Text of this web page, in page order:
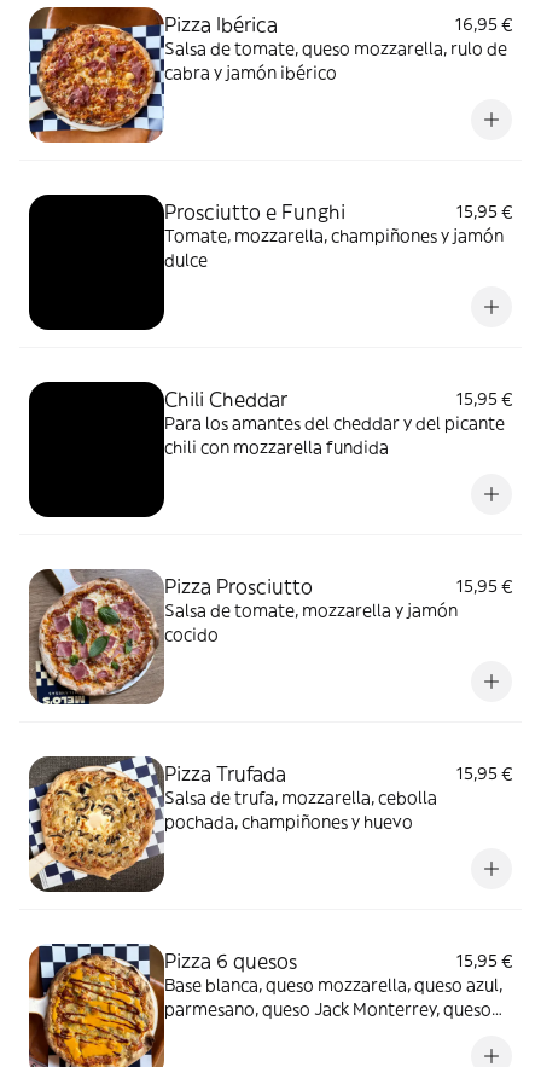
Pizza Ibérica
16,95 €
Salsa de tomate, queso mozzarella, rulo de
cabra y jamón ibérico
Prosciutto e Funghi
15,95 €
Tomate, mozzarella, champiñones y jamón
dulce
Chili Cheddar
15,95 €
Para los amantes del cheddar y del picante
chili con mozzarella fundida
Pizza Prosciutto
15,95 €
Salsa de tomate, mozzarella y jamón
cocido
Pizza Trufada
15,95 €
Salsa de trufa, mozzarella, cebolla
pochada, champiñones y huevo
Pizza 6 quesos
15,95 €
Base blanca, queso mozzarella, queso azul,
parmesano, queso Jack Monterrey, queso